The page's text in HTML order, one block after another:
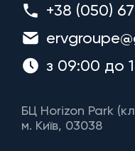
+38 (050)
з 09:00 до
БЦ Horizon Park
м. Київ, 03038